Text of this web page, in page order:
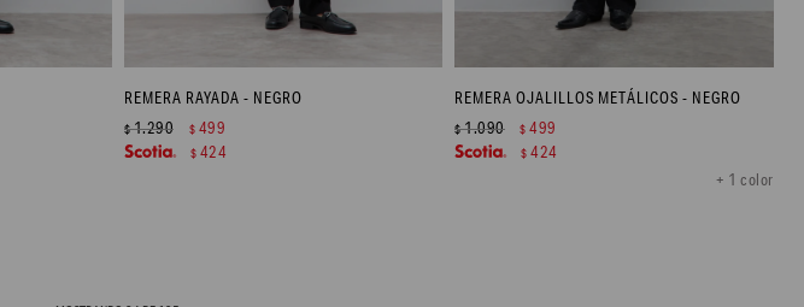
REMERA RAYADA - NEGRO
$1.290 $ 499
$ 424
REMERA OJALILLOS METÁLICOS - NEGRO
+ 1 color
$1.090 $ 499
$ 424